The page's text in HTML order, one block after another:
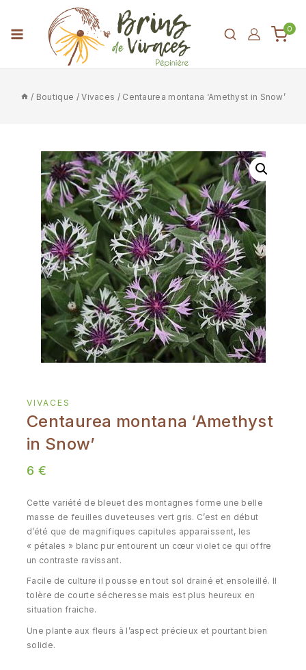
0
/ Boutique / Vivaces / Centaurea montana ‘Amethyst in Snow’
VIVACES
Centaurea montana ‘Amethyst
in Snow’
6 €
Cette variété de bleuet des montagnes forme une belle
masse de feuilles duveteuses vert gris. C’est en début
d’été que de magnifiques capitules apparaissent, les
« pétales » blanc pur entourent un cœur violet ce qui offre
un contraste ravissant.
Facile de culture il pousse en tout sol drainé et ensoleillé. Il
tolère de courte sécheresse mais est plus heureux en
situation fraiche.
Une plante aux fleurs à l’aspect précieux et pourtant bien
solide.